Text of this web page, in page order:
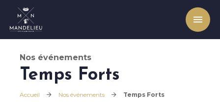
Office de Tourisme et des Congrès de Mandelieu-La
Nos événements
Temps Forts
Accueil Nos événements Temps Forts